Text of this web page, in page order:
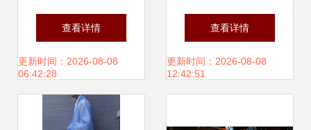
昨日衣裳绽放新风
尚
查看详情
更新时间：2026-08-08
06:42:28
谊纺织的高端天丝
横直竹牛仔面料
查看详情
更新时间：2026-08-08
12:42:51